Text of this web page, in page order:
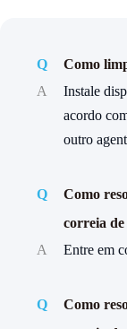
Q
Como
A
Instale
acordo
outro
Q
Como
correia de
A
Entre em
Q
Como